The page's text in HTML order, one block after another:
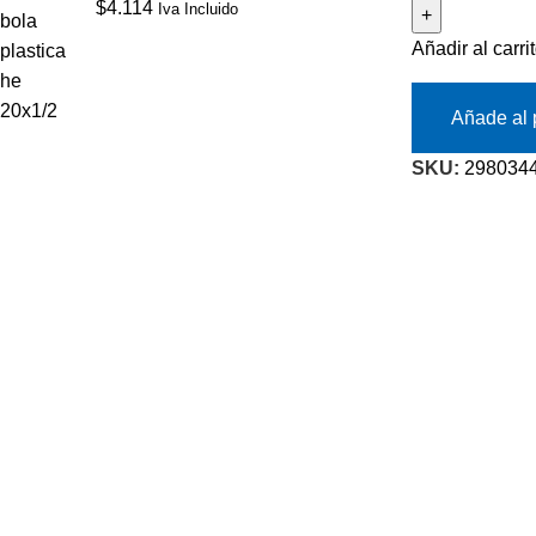
$4.114 Iva Incluido
Añadir al
Añade al
SKU: